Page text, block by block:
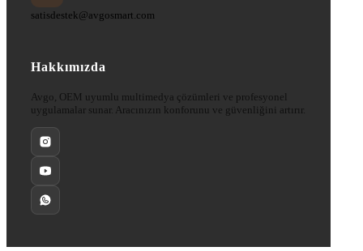
satisdestek@avgosmart.com
Hakkımızda
Avgo, OEM uyumlu multimedya çözümleri ve profesyonel
uygulamalar sunar. Aracınızın konforunu ve güvenliğini artırır.